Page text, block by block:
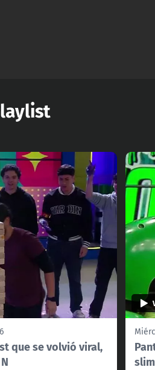
que se volvió viral,